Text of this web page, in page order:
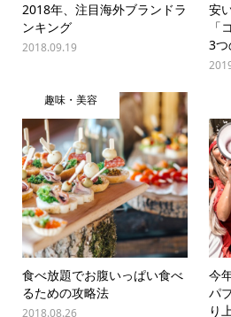
2018年、注目海外ブランドラ
ンキング
2018.09.19
安
「
3
趣味・美容
食べ放題でお腹いっぱい食べ
るための攻略法
2018.08.26
今
パ
り